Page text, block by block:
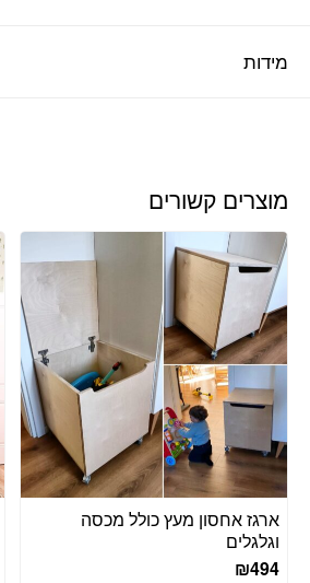
מידות
מוצרים קשורים
ארגז אחסון מעץ כולל מכסה
וגלגלים
₪494